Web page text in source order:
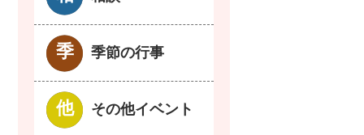
季節の行事
その他イベント